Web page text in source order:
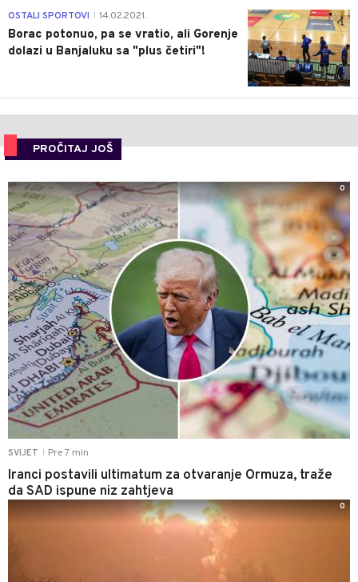
3
OSTALI SPORTOVI 14.02.2021.
Borac potonuo, pa se vratio, ali Gorenje
dolazi u Banjaluku sa "plus četiri"!
PROČITAJ JOŠ
SVIJET Pre 7 min
Iranci postavili ultimatum za otvaranje Ormuza, traže
da SAD ispune niz zahtjeva
0
0